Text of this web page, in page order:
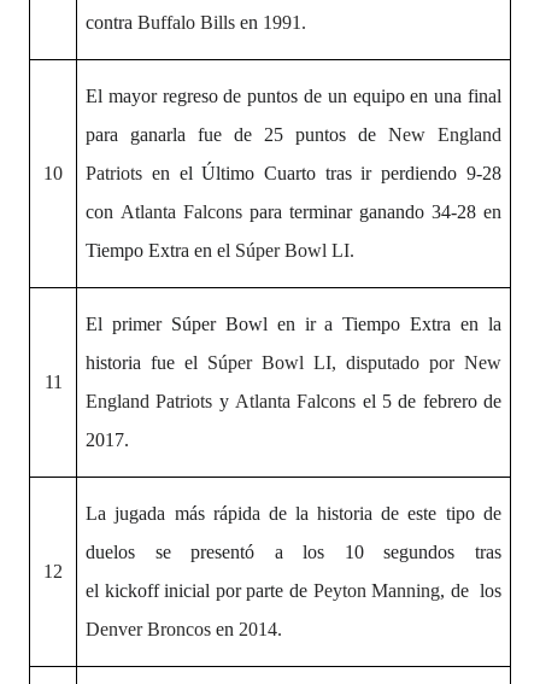
contraBuffalo Bills en 1991.
10
El mayor regreso de puntos de un equipo en una final
para ganarla fue de 25 puntos de New England
Patriots en el Último Cuarto tras ir perdiendo 9-28
con Atlanta Falcons para terminar ganando 34-28 en
Tiempo Extra en el Súper Bowl LI.
11
El primer Súper Bowl en ir a Tiempo Extra en la
historia fue el Súper Bowl LI, disputado por New
England Patriots y Atlanta Falcons el 5 de febrero de
2017.
12
La jugada más rápida de la historia de este tipo de
duelos se presentó a los 10 segundos tras
el kickoff inicial por parte de Peyton Manning, de los
Denver Broncos en 2014.